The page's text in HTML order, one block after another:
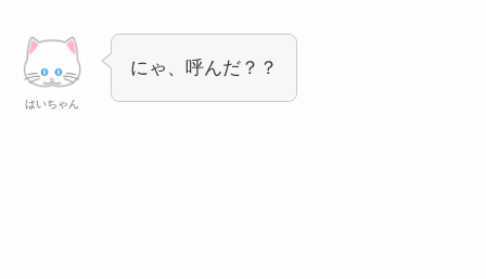
はいちゃん
にゃ、呼んだ？？